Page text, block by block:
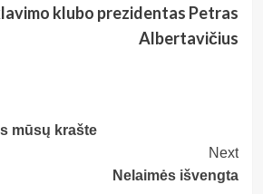
klubo prezidentas Petras
Albertavičius
mūsų krašte
Next
Nelaimės išvengta